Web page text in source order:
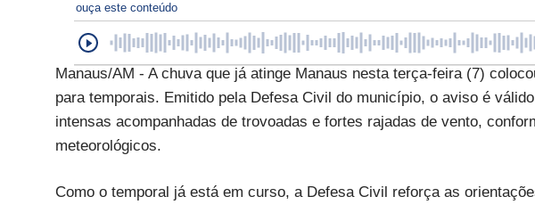
ouça este conteúdo
Manaus/AM - A chuva que já atinge Manaus nesta terça-feira (7)
para temporais. Emitido pela Defesa Civil do município, o aviso é
intensas acompanhadas de trovoadas e fortes rajadas de vento,
meteorológicos.
Como o temporal já está em curso, a Defesa Civil reforça as